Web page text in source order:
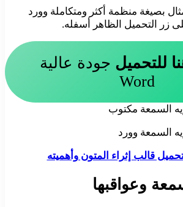
بصيغة منظمة أكثر ومتكاملة وورد
للتحميل جودة عالية
Word
قالب إثراء المتون وأهميته
وعواقبها